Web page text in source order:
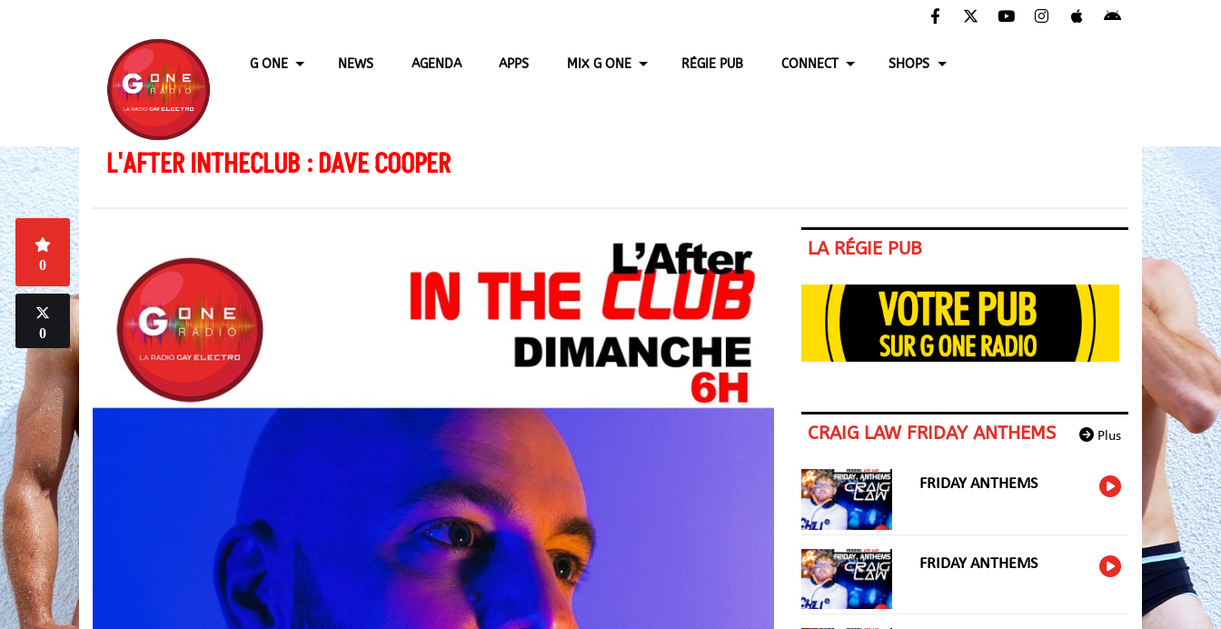
G ONE NEWS AGENDA APPS MIX G ONE RÉGIE PUB CONNECT SHOPS
L'AFTER INTHECLUB : DAVE COOPER
0
0
LA RÉGIE PUB
Plus
CRAIG LAW FRIDAY ANTHEMS
FRIDAY ANTHEMS
FRIDAY ANTHEMS